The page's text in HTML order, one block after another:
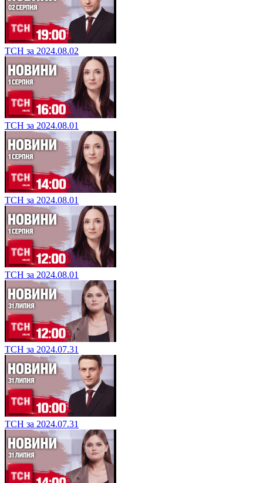
ТСН за 2024.08.02
ТСН за 2024.08.01
ТСН за 2024.08.01
ТСН за 2024.08.01
ТСН за 2024.07.31
ТСН за 2024.07.31